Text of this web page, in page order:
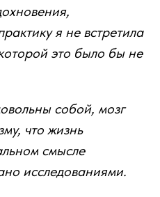
я не встретила
это было бы не
собой, мозг
что жизнь
смысле
исследованиями.